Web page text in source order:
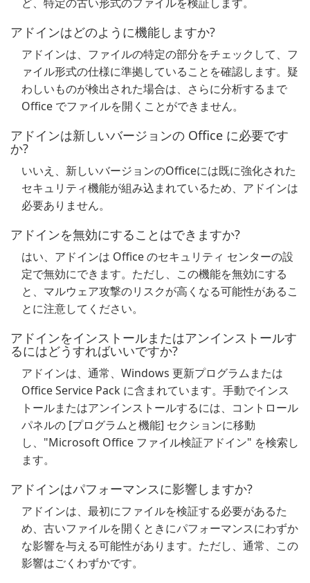
アドインはどのように機能しますか?
アドインは、ファイルの特定の部分をチェックして、フ
ァイル形式の仕様に準拠していることを確認します。疑
わしいものが検出された場合は、さらに分析するまで
Office でファイルを開くことができません。
アドインは新しいバージョンの Office に必要です
か?
いいえ、新しいバージョンのOfficeには既に強化された
セキュリティ機能が組み込まれているため、アドインは
必要ありません。
アドインを無効にすることはできますか?
はい、アドインは Office のセキュリティ センターの設
定で無効にできます。ただし、この機能を無効にする
と、マルウェア攻撃のリスクが高くなる可能性があるこ
とに注意してください。
アドインをインストールまたはアンインストールす
るにはどうすればいいですか?
アドインは、通常、Windows 更新プログラムまたは
Office Service Pack に含まれています。手動でインス
トールまたはアンインストールするには、コントロール
パネルの [プログラムと機能] セクションに移動
し、"Microsoft Office ファイル検証アドイン" を検索し
ます。
アドインはパフォーマンスに影響しますか?
アドインは、最初にファイルを検証する必要があるた
め、古いファイルを開くときにパフォーマンスにわずか
な影響を与える可能性があります。ただし、通常、この
影響はごくわずかです。